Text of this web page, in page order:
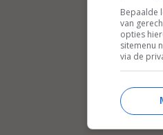
Bepaalde
van
opties
sitemenu
via de